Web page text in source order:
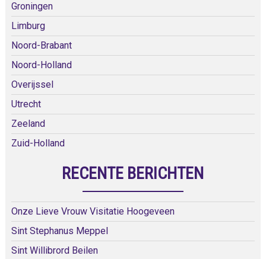
Groningen
Limburg
Noord-Brabant
Noord-Holland
Overijssel
Utrecht
Zeeland
Zuid-Holland
RECENTE BERICHTEN
Onze Lieve Vrouw Visitatie Hoogeveen
Sint Stephanus Meppel
Sint Willibrord Beilen